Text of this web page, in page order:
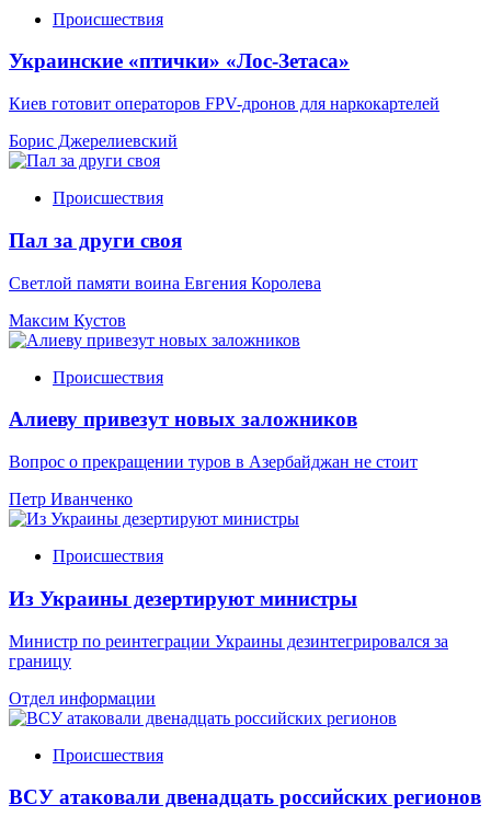
Происшествия
Украинские «птички» «Лос-Зетаса»
Киев готовит операторов FPV-дронов для наркокартелей
Борис Джерелиевский
Происшествия
Пал за други своя
Светлой памяти воина Евгения Королева
Максим Кустов
Происшествия
Алиеву привезут новых заложников
Вопрос о прекращении туров в Азербайджан не стоит
Петр Иванченко
Происшествия
Из Украины дезертируют министры
Министр по реинтеграции Украины дезинтегрировался за
границу
Отдел информации
Происшествия
ВСУ атаковали двенадцать российских регионов